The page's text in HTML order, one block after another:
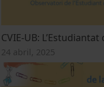
CVIE-UB:
24 abril, 2025